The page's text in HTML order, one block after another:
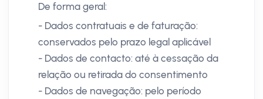
De forma geral:
- Dados contratuais e de faturação:
conservados pelo prazo legal aplicável
- Dados de contacto: até à cessação da
relação ou retirada do consentimento
- Dados de navegação: pelo período